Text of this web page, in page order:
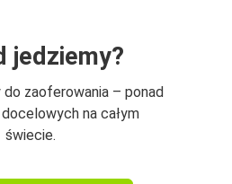
jedziemy?
do zaoferowania – ponad
na całym
świecie.